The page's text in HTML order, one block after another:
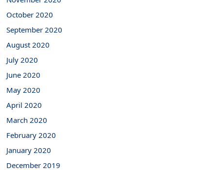
October 2020
September 2020
August 2020
July 2020
June 2020
May 2020
April 2020
March 2020
February 2020
January 2020
December 2019